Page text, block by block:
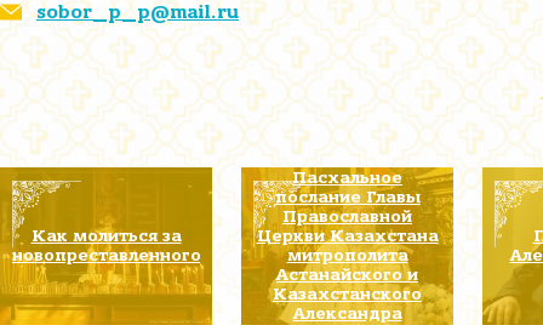
sobor_p_p@mail.ru
Как молиться за
новопреставленного
Пасхальное
послание Главы
Православной
Церкви Казахстана
митрополита
Астанайского и
Казахстанского
Александра